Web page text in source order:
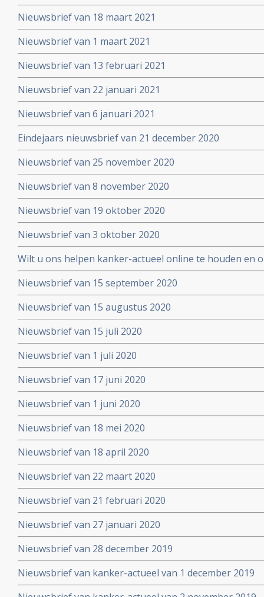
Nieuwsbrief van 18 maart 2021
Nieuwsbrief van 1 maart 2021
Nieuwsbrief van 13 februari 2021
Nieuwsbrief van 22 januari 2021
Nieuwsbrief van 6 januari 2021
Eindejaars nieuwsbrief van 21 december 2020
Nieuwsbrief van 25 november 2020
Nieuwsbrief van 8 november 2020
Nieuwsbrief van 19 oktober 2020
Nieuwsbrief van 3 oktober 2020
Wilt u ons helpen kanker-actueel online te houden en
extra donatie aub?
Nieuwsbrief van 15 september 2020
Nieuwsbrief van 15 augustus 2020
Nieuwsbrief van 15 juli 2020
Nieuwsbrief van 1 juli 2020
Nieuwsbrief van 17 juni 2020
Nieuwsbrief van 1 juni 2020
Nieuwsbrief van 18 mei 2020
Nieuwsbrief van 18 april 2020
Nieuwsbrief van 22 maart 2020
Nieuwsbrief van 21 februari 2020
Nieuwsbrief van 27 januari 2020
Nieuwsbrief van 28 december 2019
Nieuwsbrief van kanker-actueel van 1 december 2019